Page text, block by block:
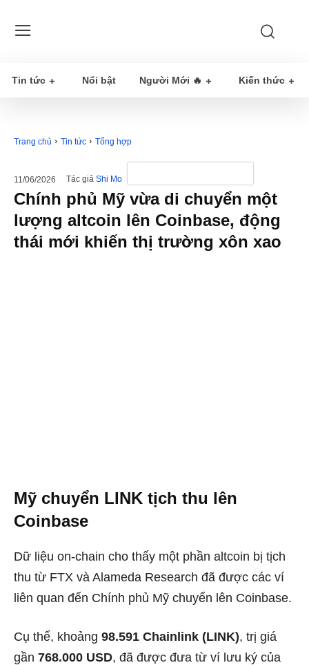
Tin tức Nổi bật Người Mới 🔥 Kiến thức
Trang chủ Tin tức Tổng hợp
11/06/2026 Tác giả Shi Mo
Chính phủ Mỹ vừa di chuyển một
lượng altcoin lên Coinbase, động
thái mới khiến thị trường xôn xao
Mỹ chuyển LINK tịch thu lên
Coinbase
Dữ liệu on-chain cho thấy một phần altcoin bị tịch
thu từ FTX và Alameda Research đã được các ví
liên quan đến Chính phủ Mỹ chuyển lên Coinbase.
Cụ thể, khoảng 98.591 Chainlink (LINK), trị giá
gần 768.000 USD, đã được đưa từ ví lưu ký của